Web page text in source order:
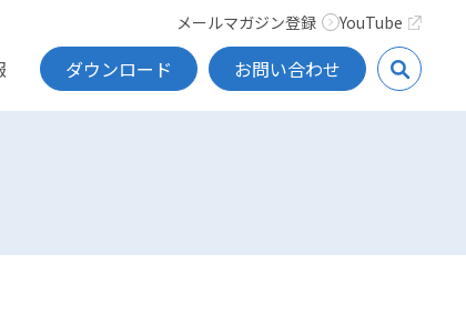
ダウンロード お問い合わせ
メールマガジン登録 YouTube